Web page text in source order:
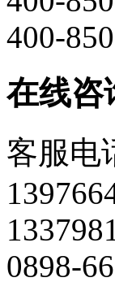
0898-
0898-
>top